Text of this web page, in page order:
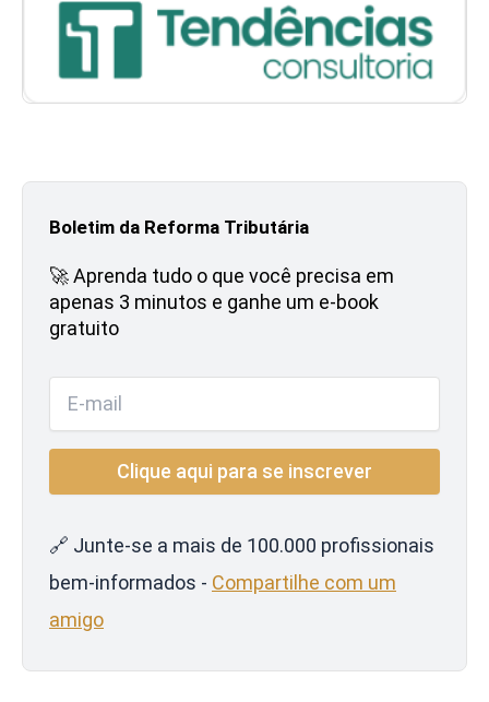
Boletim da Reforma Tributária
🚀 Aprenda tudo o que você precisa em
apenas 3 minutos e ganhe um e-book
gratuito
🔗 Junte-se a mais de 100.000 profissionais
bem-informados - Compartilhe com um
amigo